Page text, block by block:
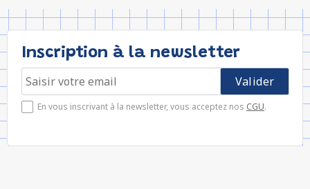
Inscription à la newsletter
En vous inscrivant à la newsletter, vous acceptez nos CGU.